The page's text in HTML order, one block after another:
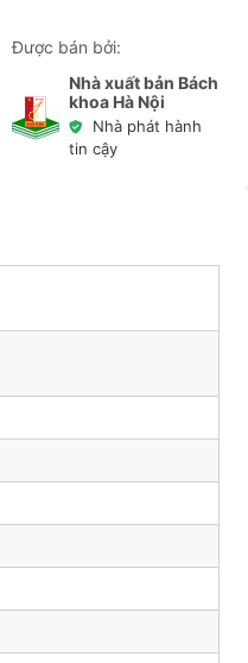
Được bán bởi:
Nhà xuất bản Bách
khoa Hà Nội
Nhà phát hành
tin cậy